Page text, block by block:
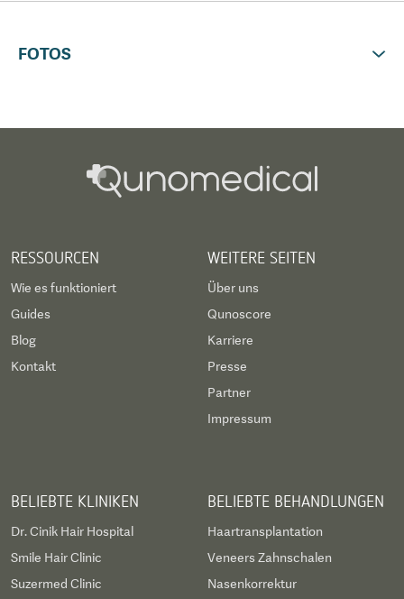
FOTOS
RESSOURCEN
Wie es funktioniert
Guides
Blog
Kontakt
WEITERE SEITEN
Über uns
Qunoscore
Karriere
Presse
Partner
Impressum
BELIEBTE KLINIKEN
Dr. Cinik Hair Hospital
Smile Hair Clinic
Suzermed Clinic
BELIEBTE BEHANDLUNGEN
Haartransplantation
Veneers Zahnschalen
Nasenkorrektur